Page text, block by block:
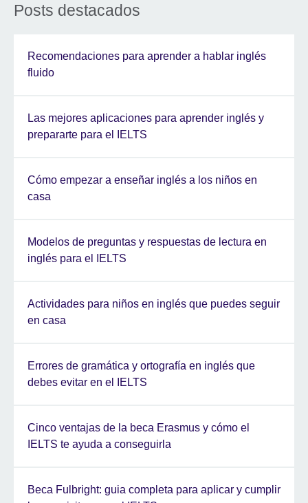
Posts destacados
Recomendaciones para aprender a hablar inglés
fluido
Las mejores aplicaciones para aprender inglés y
prepararte para el IELTS
Cómo empezar a enseñar inglés a los niños en
casa
Modelos de preguntas y respuestas de lectura en
inglés para el IELTS
Actividades para niños en inglés que puedes seguir
en casa
Errores de gramática y ortografía en inglés que
debes evitar en el IELTS
Cinco ventajas de la beca Erasmus y cómo el
IELTS te ayuda a conseguirla
Beca Fulbright: guia completa para aplicar y cumplir